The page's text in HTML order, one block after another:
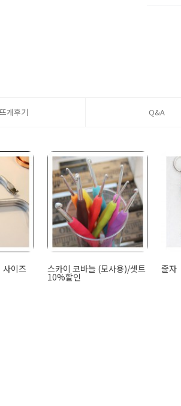
뜨개후기 Q&A
사이즈 스카이 코바늘 (모사용)/셋트
10%할인
줄자